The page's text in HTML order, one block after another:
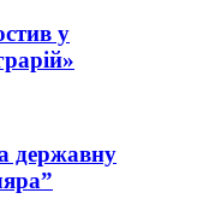
у
державну